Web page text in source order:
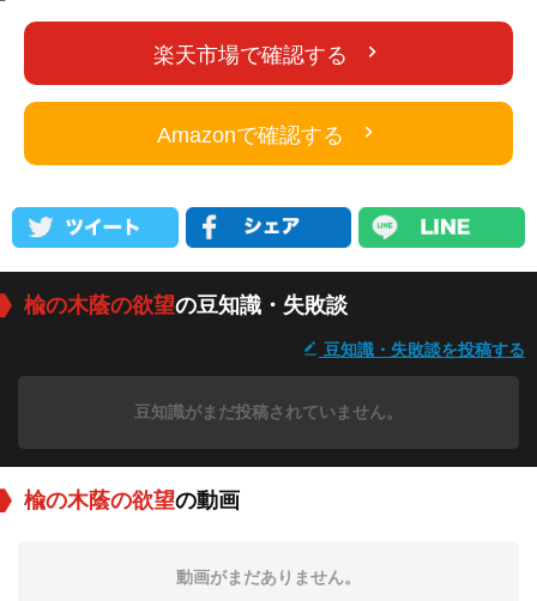
楽天市場で確認する
Amazonで確認する
楡の木蔭の欲望の豆知識・失敗談
豆知識・失敗談を投稿する
豆知識がまだ投稿されていません。
楡の木蔭の欲望の動画
動画がまだありません。